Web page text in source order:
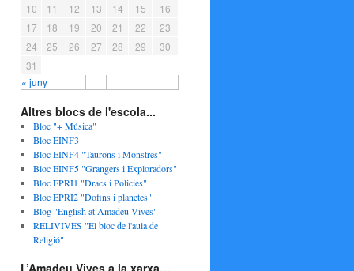
« juny
10
11 12 13 14 15
16
17
18 19 20 21 22
23
24
25 26 27 28 29
30
31
Altres blocs de l'escola...
Bloc "+ Música"
Bloc EINF3
Bloc EINF4 "Taurons i Monstres"
Bloc EINF5 "Grangers i Exploradors"
Bloc EPRI1 "Dracs i Policies"
Bloc EPRI2 "Dofins i planetes"
Blog "English at Amadeu Vives"
RELIVIVES "El bloc de l'aula de
Religió"
L’Amadeu Vives a la xarxa…